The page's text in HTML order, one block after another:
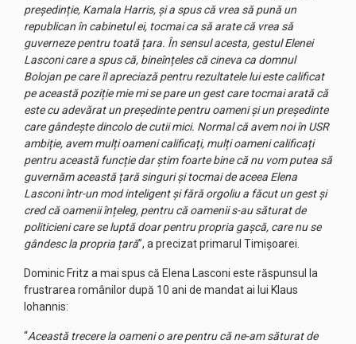
președinție, Kamala Harris, și a spus că vrea să pună un
republican în cabinetul ei, tocmai ca să arate că vrea să
guverneze pentru toată țara. În sensul acesta, gestul Elenei
Lasconi care a spus că, bineînțeles că cineva ca domnul
Bolojan pe care îl apreciază pentru rezultatele lui este calificat
pe această poziție mie mi se pare un gest care tocmai arată că
este cu adevărat un președinte pentru oameni și un președinte
care gândește dincolo de cutii mici. Normal că avem noi în USR
ambiție, avem mulți oameni calificați, mulți oameni calificați
pentru această funcție dar știm foarte bine că nu vom putea să
guvernăm această țară singuri și tocmai de aceea Elena
Lasconi într-un mod inteligent și fără orgoliu a făcut un gest și
cred că oamenii înțeleg, pentru că oamenii s-au săturat de
politicieni care se luptă doar pentru propria gașcă, care nu se
gândesc la propria țară”, a precizat primarul Timișoarei.
Dominic Fritz a mai spus că Elena Lasconi este răspunsul la
frustrarea românilor după 10 ani de mandat ai lui Klaus
Iohannis:
“Această trecere la oameni o are pentru că ne-am săturat de